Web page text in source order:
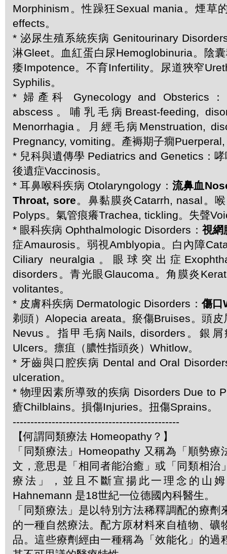
Morphinism。性躁狂Sexual mania。煙草
effects。
* 泌尿生殖系統疾病 Genitourinary
淋Gleet。血紅蛋白尿Hemoglobinuria。陰
痿Impotence。不育Infertility。尿道狹窄
Syphilis。
* 婦產科 Gynecology and Obsterics
abscess。哺乳毛病Breast-feeding,
Menorrhagia。月經毛病Menstruation,
Pregnancy, vomiting。產褥期子癇
* 兒科與遺傳學 Pediatrics and Genetics：
後遺症Vaccinosis。
* 耳鼻喉科疾病 Otolaryngology： 流鼻血
Throat, sore。鼻黏膜炎Catarrh, nasal。
Polyps。氣管痕癢Trachea, tickling。失聲
* 眼科疾病 Ophthalmologic Disorders： 視
症Amaurosis。弱視Amblyopia。白內障
Ciliary neuralgia。眼球突出症
disorders。青光眼Glaucoma。角膜炎
volitantes。
* 皮膚科疾病 Dermatologic Disorders：傷口
剃頭）Alopecia areata。瘀傷Bruises。頭
Nevus。指甲毛病Nails, disorders。銀
Ulcers。瘭疽（膿性指頭炎）Whitlow。
* 牙齒與口腔疾病 Dental and Oral
ulceration。
* 物理因素所導致的疾病 Disorders Due to
瘡Chilblains。損傷Injuries。扭傷Sprains。
-----------------------------------------------
【何謂同類療法 Homeopathy？】
「同類療法」Homeopathy 又稱為「順勢療
文，意思是「相同者能治癒」或「同類相治
療法」，並且不斷宣揚此一理念的山
Hahnemann 是18世紀一位德國內科醫生。
「同類療法」是以特別方法稀釋調配的療劑
的一種自然療法。配方原材料來自植物、礦
品。這些療劑經由一種稱為「效能化」的過